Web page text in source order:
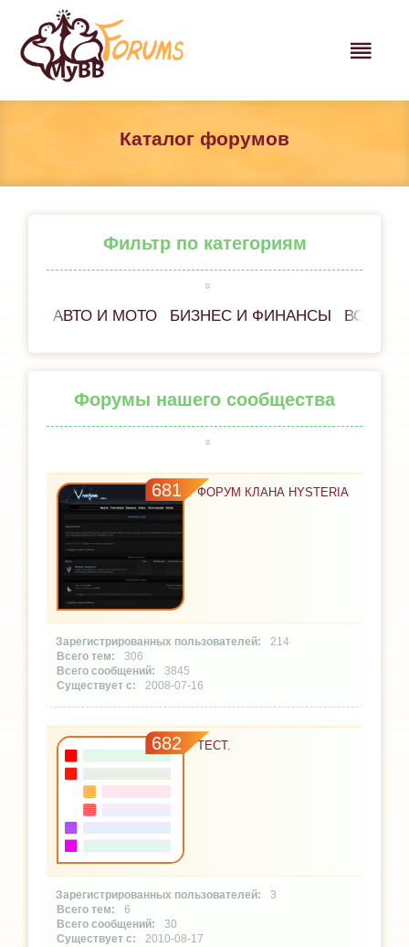
Каталог форумов
Фильтр по категориям
АВТО И МОТО БИЗНЕС И ФИНАНСЫ ВСЁ
Форумы нашего сообщества
681 ФОРУМ КЛАНА HYSTERIA
214
306
3845
2008-07-16
682 ТЕСТ.
3
6
30
2010-08-17